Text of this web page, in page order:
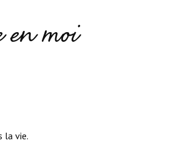
moi
la vie.